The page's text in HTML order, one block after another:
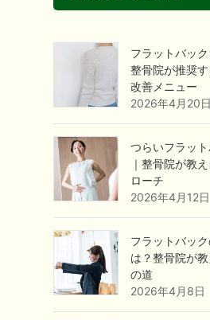
フラットバッ
整骨院が推奨
改善メニュー
2026年4月20日
つらいフラッ
｜整骨院が教
ローチ
2026年4月12日
フラットバッ
は？整骨院が
の道
2026年4月8日